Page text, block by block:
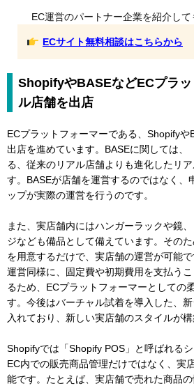
EC運営のパートナー企業を紹介して
ECサイト無料相談はこちらから
ShopifyやBASEなどECプラ
ル店舗を出店
ECプラットフォーマーである、Shopifyや
出店を進めています。BASEに関しては
る、従来のリアル店舗よりも進化したリ
す。BASEが店舗を運営するのではなく、
ップが実際の運営を行うのです。
また、実店舗内にはハンガーラックや鏡
ジなども備品として備えています。その
を用意するだけで、実店舗の運営が可能
運営同様に、固定費や初期費用を支払う
るため、ECプラットフォーマーとしての
す。今後はバーチャル試着を導入した、
入れており、新しい実店舗のスタイルが構
Shopifyでは「Shopify POS」と呼ばれるシ
EC内での販売商品管理だけではなく、実
能です。たとえば、実店舗で売れた商品